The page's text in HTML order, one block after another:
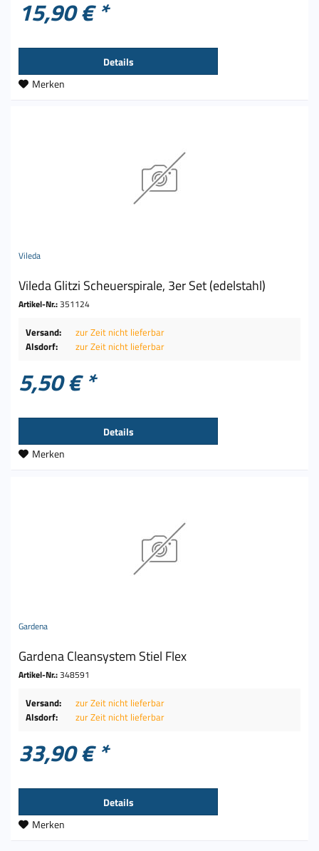
15,90 € *
Details
Merken
Vileda
Vileda Glitzi Scheuerspirale, 3er Set (edelstahl)
Artikel-Nr.:351124
Versand:
zur Zeit nicht lieferbar
Alsdorf:
zur Zeit nicht lieferbar
5,50 € *
Details
Merken
Gardena
Gardena Cleansystem Stiel Flex
Artikel-Nr.:348591
Versand:
zur Zeit nicht lieferbar
Alsdorf:
zur Zeit nicht lieferbar
33,90 € *
Details
Merken